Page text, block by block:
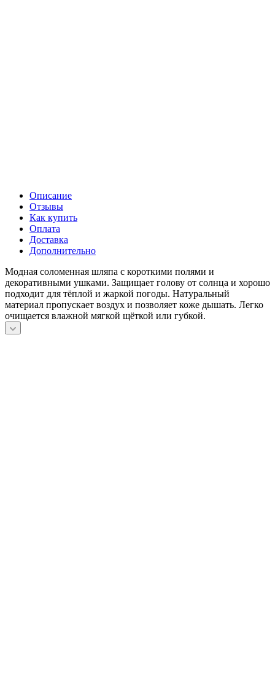
Описание
Отзывы
Как купить
Оплата
Доставка
Дополнительно
Модная соломенная шляпа с короткими полями и
декоративными ушками. Защищает голову от солнца и хорошо
подходит для тёплой и жаркой погоды. Натуральный
материал пропускает воздух и позволяет коже дышать. Легко
очищается влажной мягкой щёткой или губкой.